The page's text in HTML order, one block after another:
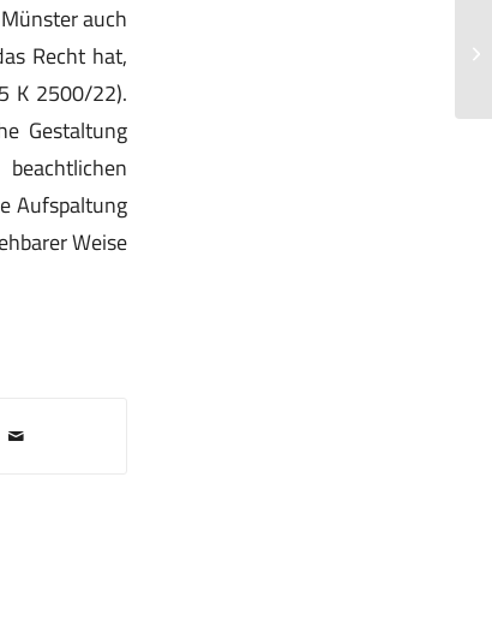
auch
Recht hat,
K 2500/22).
Gestaltung
Aufspaltung
Weise